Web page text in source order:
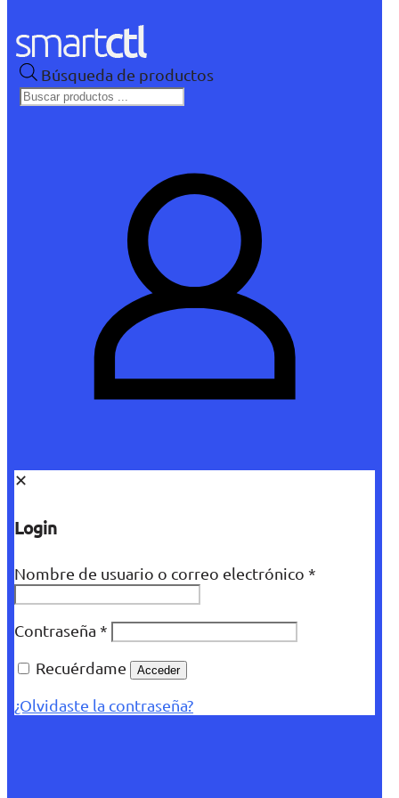
Búsqueda de productos
✕
Login
Nombre de usuario o correo electrónico *
Contraseña *
Recuérdame
Acceder
¿Olvidaste la contraseña?